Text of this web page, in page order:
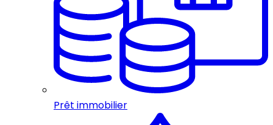
Prêt immobilier